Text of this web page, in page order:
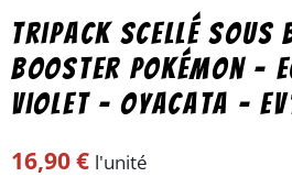
Tripack scellé sous
booster Pokémon –
Violet – Oyacata –
16,90€ l'unité